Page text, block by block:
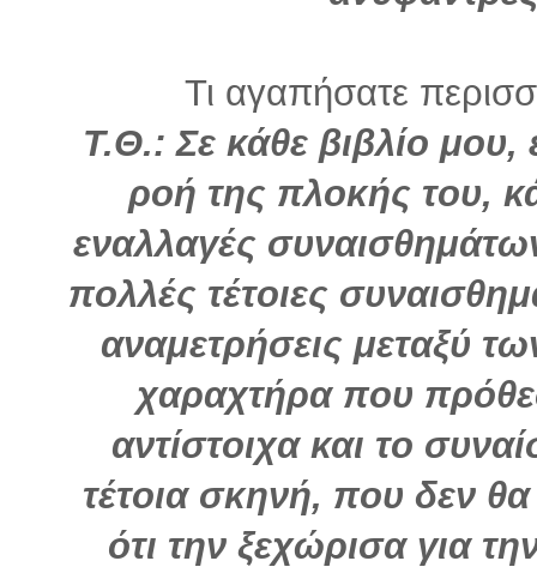
Τι αγαπήσατε
Τ.Θ.: Σε κάθε βιβλίο
ροή της πλοκής του,
εναλλαγές
πολλές τέτοιες
αναμετρήσεις μεταξύ
χαραχτήρα που
αντίστοιχα και το
τέτοια σκηνή, που δεν
ότι την ξεχώρισα για